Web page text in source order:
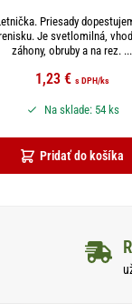
Priesady
Je svetlomilná,
záhony, obruby a na rez. ...
1,23 € s DPH/ks
Pridať do košíka
Na sklade: 54 ks